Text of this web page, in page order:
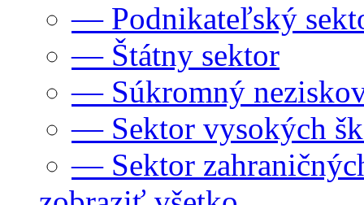
— Podnikateľský
— Štátny sektor
— Súkromný
— Sektor vysokých
— Sektor